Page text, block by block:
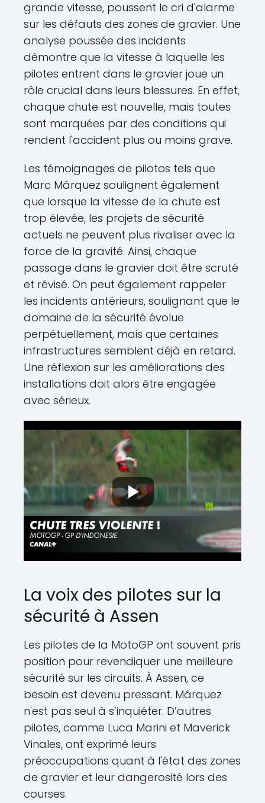
grande vitesse, poussent le cri d'alarme
sur les défauts des zones de gravier. Une
analyse poussée des incidents
démontre que la vitesse à laquelle les
pilotes entrent dans le gravier joue un
rôle crucial dans leurs blessures. En effet,
chaque chute est nouvelle, mais toutes
sont marquées par des conditions qui
rendent l'accident plus ou moins grave.
Les témoignages de pilotos tels que
Marc Márquez soulignent également
que lorsque la vitesse de la chute est
trop élevée, les projets de sécurité
actuels ne peuvent plus rivaliser avec la
force de la gravité. Ainsi, chaque
passage dans le gravier doit être scruté
et révisé. On peut également rappeler
les incidents antérieurs, soulignant que le
domaine de la sécurité évolue
perpétuellement, mais que certaines
infrastructures semblent déjà en retard.
Une réflexion sur les améliorations des
installations doit alors être engagée
avec sérieux.
La voix des pilotes sur la
sécurité à Assen
Les pilotes de la MotoGP ont souvent pris
position pour revendiquer une meilleure
sécurité sur les circuits. À Assen, ce
besoin est devenu pressant. Márquez
n'est pas seul à s’inquiéter. D’autres
pilotes, comme Luca Marini et Maverick
Vinales, ont exprimé leurs
préoccupations quant à l'état des zones
de gravier et leur dangerosité lors des
courses.